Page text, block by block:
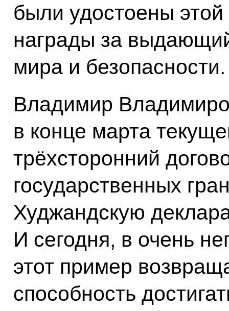
были удостоены
награды за
мира и безопасности.
Владимир
в конце марта
трёхсторонний
государственных
Худжандскую
И сегодня, в очень
этот пример
способность